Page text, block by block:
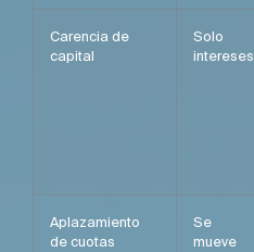
Carencia de
capital
Solo
intereses
Aplazamiento
de cuotas
Se
mueve